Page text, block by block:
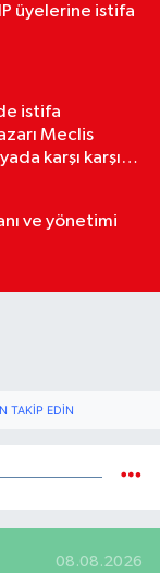
üyelerine istifa
istifa
Meclis
karşı karşıya
ve yönetimi
TAKIP EDIN
08.08.2026